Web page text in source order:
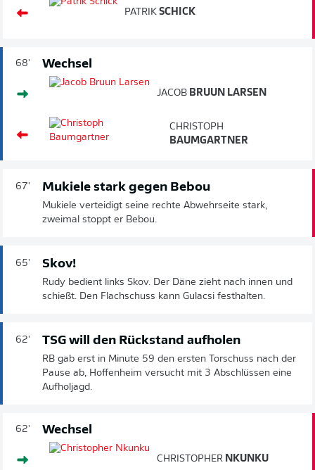
PATRIK SCHICK
68' Wechsel
JACOB BRUUN LARSEN
CHRISTOPH
BAUMGARTNER
67' Mukiele stark gegen Bebou
Mukiele verteidigt seine rechte Abwehrseite stark,
zweimal stoppt er Bebou.
65' Skov!
Rudy bedient links Skov. Der Däne zieht nach innen und
schießt. Den Flachschuss kann Gulacsi festhalten.
62' TSG will den Rückstand aufholen
RB gab erst in Minute 59 den ersten Torschuss nach der
Pause ab, Hoffenheim versucht mit 3 Abschlüssen eine
Aufholjagd.
62' Wechsel
CHRISTOPHER NKUNKU